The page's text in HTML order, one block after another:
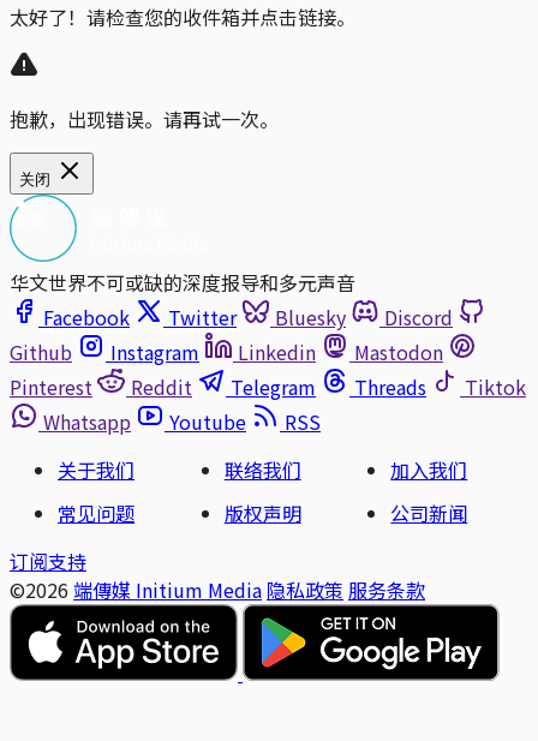
太好了！请检查您的收件箱并点击链接。
抱歉，出现错误。请再试一次。
关闭
华文世界不可或缺的深度报导和多元声音
Facebook
Twitter Bluesky
Discord
Github
Instagram Linkedin
Mastodon
Pinterest
Reddit Telegram Threads
Tiktok
Whatsapp
Youtube
RSS
关于我们
联络我们
加入我们
常见问题
版权声明
公司新闻
订阅支持
©2026 端傳媒 Initium Media 隐私政策 服务条款